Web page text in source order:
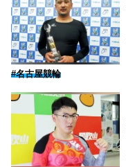
#名古屋競輪